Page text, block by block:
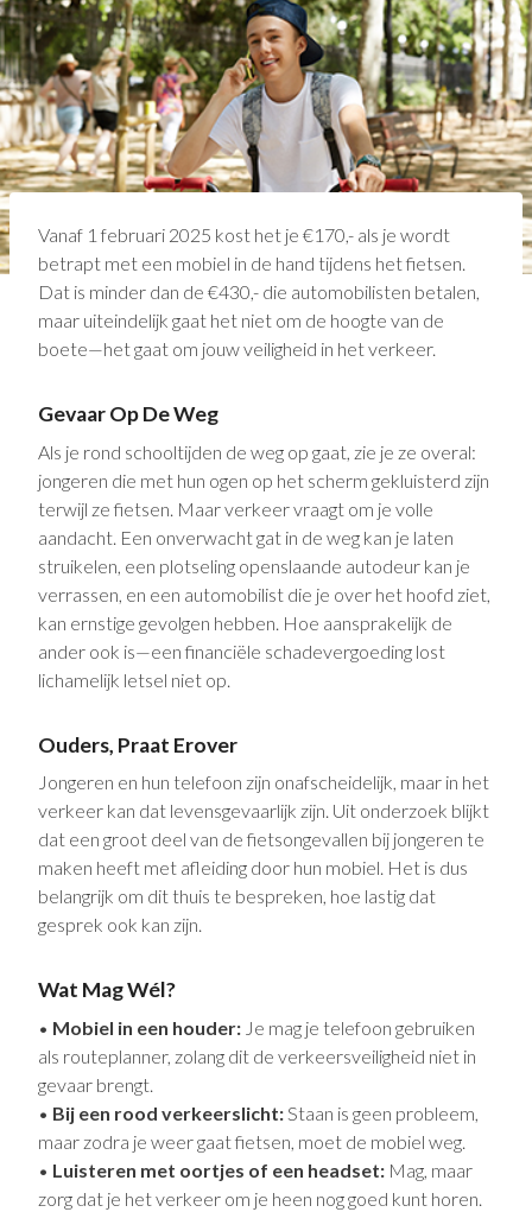
Vanaf 1 februari 2025 kost het je €170,- als je wordt
betrapt met een mobiel in de hand tijdens het fietsen.
Dat is minder dan de €430,- die automobilisten betalen,
maar uiteindelijk gaat het niet om de hoogte van de
boete—het gaat om jouw veiligheid in het verkeer.
Gevaar Op De Weg
Als je rond schooltijden de weg op gaat, zie je ze overal:
jongeren die met hun ogen op het scherm gekluisterd zijn
terwijl ze fietsen. Maar verkeer vraagt om je volle
aandacht. Een onverwacht gat in de weg kan je laten
struikelen, een plotseling openslaande autodeur kan je
verrassen, en een automobilist die je over het hoofd ziet,
kan ernstige gevolgen hebben. Hoe aansprakelijk de
ander ook is—een financiële schadevergoeding lost
lichamelijk letsel niet op.
Ouders, Praat Erover
Jongeren en hun telefoon zijn onafscheidelijk, maar in het
verkeer kan dat levensgevaarlijk zijn. Uit onderzoek blijkt
dat een groot deel van de fietsongevallen bij jongeren te
maken heeft met afleiding door hun mobiel. Het is dus
belangrijk om dit thuis te bespreken, hoe lastig dat
gesprek ook kan zijn.
Wat Mag Wél?
• Mobiel in een houder: Je mag je telefoon gebruiken
als routeplanner, zolang dit de verkeersveiligheid niet in
gevaar brengt.
• Bij een rood verkeerslicht:Staan is geen probleem,
maar zodra je weer gaat fietsen, moet de mobiel weg.
• Luisteren met oortjes of een headset: Mag, maar
zorg dat je het verkeer om je heen nog goed kunt horen.